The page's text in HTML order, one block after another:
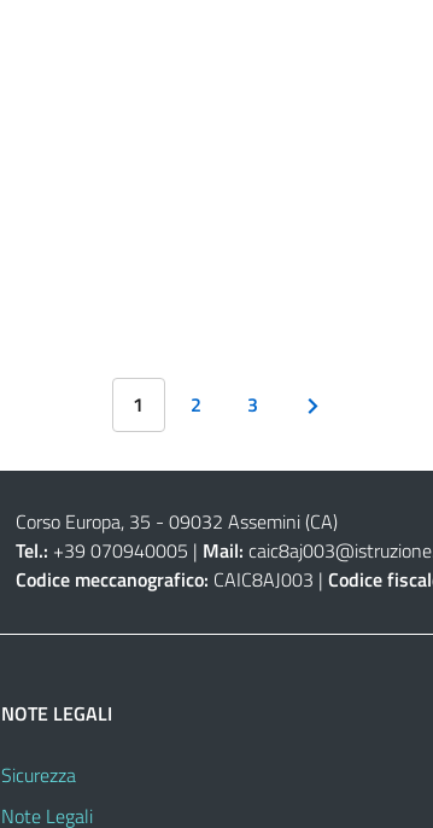
1 2 3
Corso Europa, 35 - 09032 Assemini (CA)
Tel.: +39 070940005 | Mail:
Codice meccanografico: CAIC8AJ003 | Codice
NOTE LEGALI
Sicurezza
Note Legali